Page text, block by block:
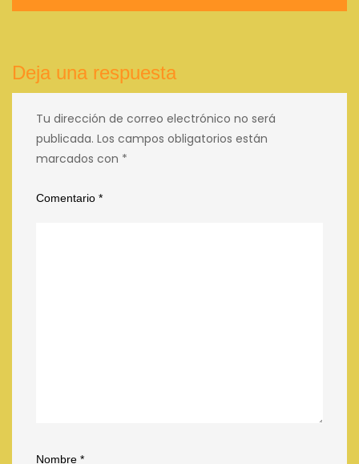
entradas
Deja una respuesta
Tu dirección de correo electrónico no será
publicada. Los campos obligatorios están
marcados con *
Comentario *
Nombre *